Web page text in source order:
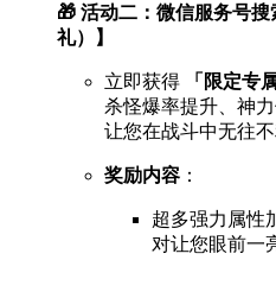
🎁 活动二：微信服务号
礼）】
立即获得 「限定专
杀怪爆率提升、神
让您在战斗中无往
奖励内容 ：
超多强力属性
对让您眼前一